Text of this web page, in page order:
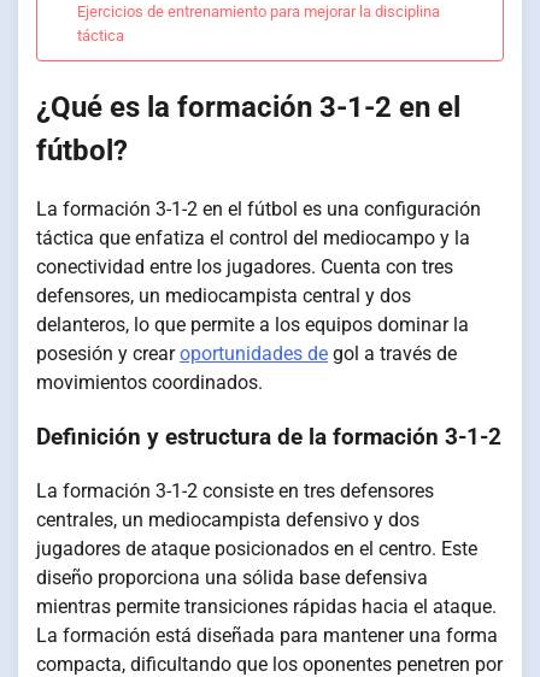
Ejercicios de entrenamiento para mejorar la disciplina
táctica
¿Qué es la formación 3-1-2 en el
fútbol?
La formación 3-1-2 en el fútbol es una configuración
táctica que enfatiza el control del mediocampo y la
conectividad entre los jugadores. Cuenta con tres
defensores, un mediocampista central y dos
delanteros, lo que permite a los equipos dominar la
posesión y crearoportunidades de gol a través de
movimientos coordinados.
Definición y estructura de la formación 3-1-2
La formación 3-1-2 consiste en tres defensores
centrales, un mediocampista defensivo y dos
jugadores de ataque posicionados en el centro. Este
diseño proporciona una sólida base defensiva
mientras permite transiciones rápidas hacia el ataque.
La formación está diseñada para mantener una forma
compacta, dificultando que los oponentes penetren por